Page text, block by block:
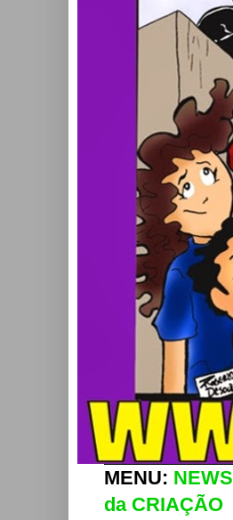
MENU: NEWS
da CRIAÇÃO